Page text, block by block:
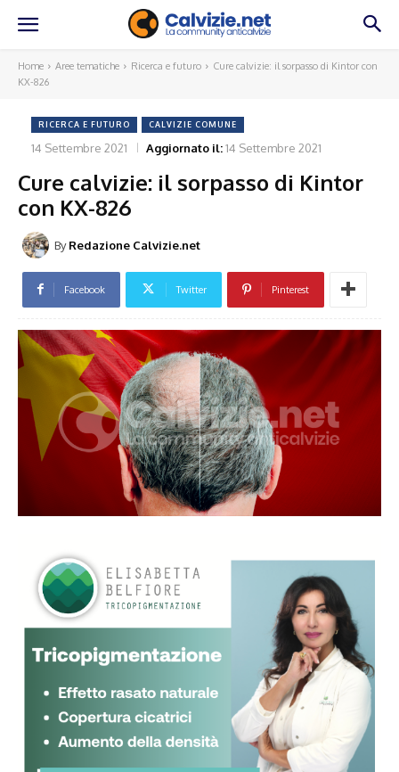
Home Aree tematiche Ricerca e futuro
Cure calvizie: il sorpasso di Kintor con
KX-826
RICERCA E FUTURO CALVIZIE COMUNE
14 Settembre 2021 Aggiornato il:14 Settembre 2021
Cure calvizie: il sorpasso di Kintor
con KX-826
By Redazione Calvizie.net
Facebook Twitter Pinterest